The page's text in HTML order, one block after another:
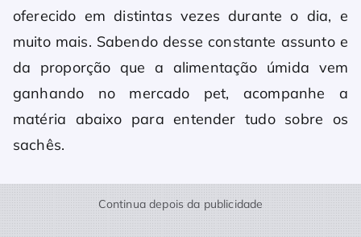
oferecido em distintas vezes durante o dia, e
muito mais. Sabendo desse constante assunto e
da proporção que a alimentação úmida vem
ganhando no mercado pet, acompanhe a
matéria abaixo para entender tudo sobre os
sachês.
Continua depois da publicidade